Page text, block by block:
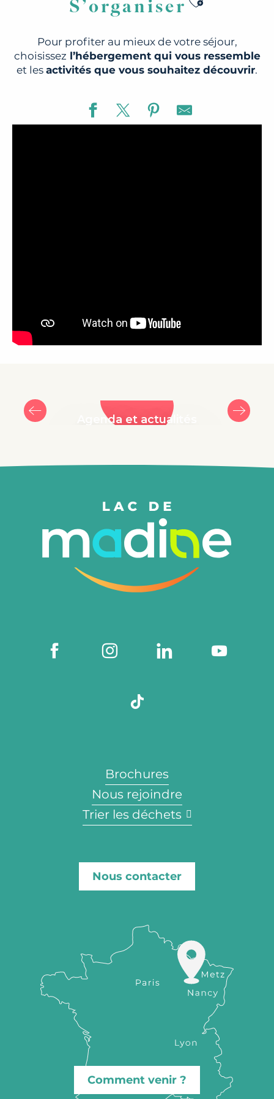
S’organiser
Pour profiter au mieux de votre séjour,
choisissez l’hébergement qui vous ressemble
et les activités que vous souhaitez découvrir.
Agenda et actualités
Brochures
Nous rejoindre
Trier les déchets
Nous contacter
Comment venir ?